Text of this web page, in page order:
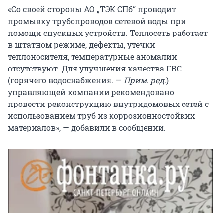
«Со своей стороны АО „ТЭК СПб“ проводит
промывку трубопроводов сетевой воды при
помощи спускных устройств. Теплосеть работает
в штатном режиме, дефекты, утечки
теплоносителя, температурные аномалии
отсутствуют. Для улучшения качества ГВС
(горячего водоснабжения. — Прим. ред.)
управляющей компании рекомендовано
провести реконструкцию внутридомовых сетей с
использованием труб из коррозионностойких
материалов», — добавили в сообщении.